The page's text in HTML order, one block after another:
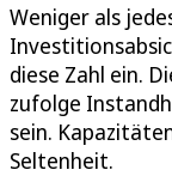
Weniger als
diese Zahl ein.
zufolge
sein.
Seltenheit.